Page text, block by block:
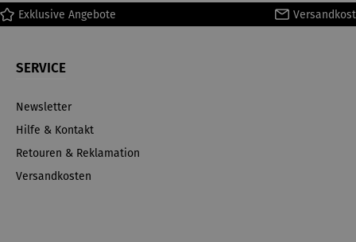
Exklusive Angebote
SERVICE
Newsletter
Hilfe & Kontakt
Retouren & Reklamation
Versandkosten